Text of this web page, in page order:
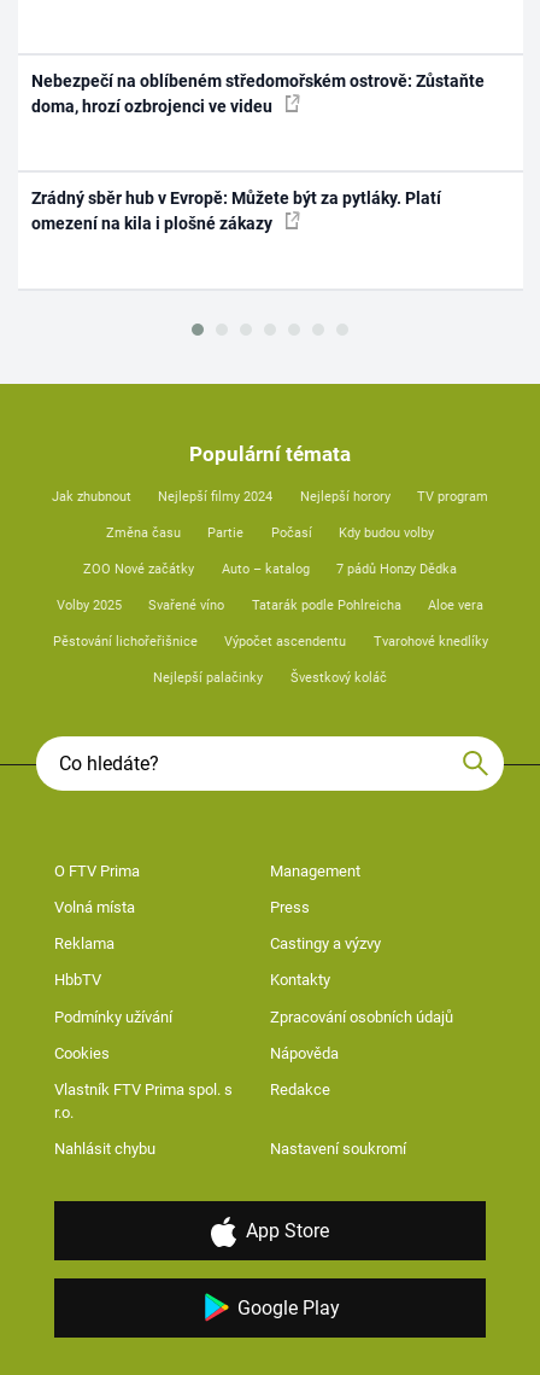
Nebezpečí na oblíbeném středomořském ostrově: Zůstaňte
doma, hrozí ozbrojenci ve videu
Zrádný sběr hub v Evropě: Můžete být za pytláky. Platí
omezení na kila i plošné zákazy
Populární témata
Jak zhubnout Nejlepší filmy 2024 Nejlepší horory TV program
Změna času Partie Počasí Kdy budou volby
ZOO Nové začátky Auto – katalog 7 pádů Honzy Dědka
Volby 2025 Svařené víno Tatarák podle Pohlreicha Aloe vera
Pěstování lichořeřišnice Výpočet ascendentu Tvarohové knedlíky
Nejlepší palačinky Švestkový koláč
O FTV Prima Management
Volná místa Press
Reklama Castingy a výzvy
HbbTV Kontakty
Podmínky užívání Zpracování osobních údajů
Cookies Nápověda
Vlastník FTV Prima spol. s
r.o.
Redakce
Nahlásit chybu Nastavení soukromí
App Store
Google Play